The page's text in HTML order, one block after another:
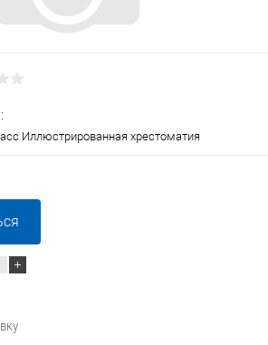
Иллюстрированная хрестоматия